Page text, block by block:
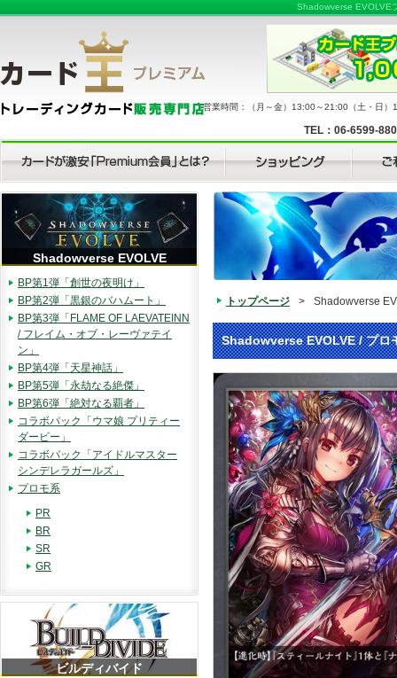
Shadowverse EVOLVE
営業時間：（月～金）13:00～21:00（土・日
TEL：06-6599-
トップページ > Shadowverse
Shadowverse EVOLVE / プロ
Shadowverse EVOLVE
BP第1弾「創世の夜明け」
BP第2弾「黒銀のバハムート」
BP第3弾「FLAME OF LAEVATEINN
/ フレイム・オブ・レーヴァテイ
ン」
BP第4弾「天星神話」
BP第5弾「永劫なる絶傑」
BP第6弾「絶対なる覇者」
コラボパック「ウマ娘 プリティー
ダービー」
コラボパック「アイドルマスター
シンデレラガールズ」
プロモ系
PR
BR
SR
GR
ビルディバイド